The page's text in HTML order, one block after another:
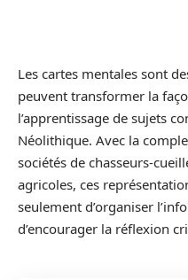
Les cartes mentales sont
peuvent transformer la
l’apprentissage de sujets
Néolithique. Avec la
sociétés de chasseurs-
agricoles, ces
seulement d’organiser
d’encourager la réflexion